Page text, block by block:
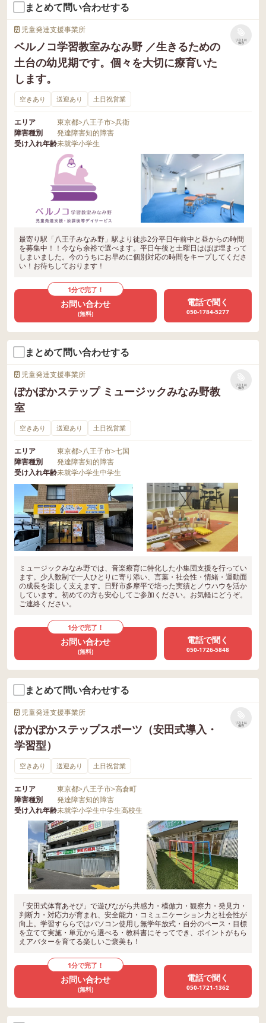
まとめて問い合わせする
児童発達支援事業所
ベルノコ学習教室みなみ野 ／生きるための
土台の幼児期です。個々を大切に療育いた
します。
リストに
保存
空きあり 送迎あり 土日祝営業
エリア 東京都>八王子市>兵衛
障害種別
発達障害知的障害
受け入れ年齢未就学小学生
最寄り駅「八王子みなみ野」駅より徒歩2分平日午前中と昼からの時間
を募集中！！今なら余裕で選べます。平日午後と土曜日はほぼ埋まって
しまいました。今のうちにお早めに個別対応の時間をキープしてくださ
い！お待ちしております！
1分で完了！
お問い合わせ
(無料)
電話で聞く
050-1784-5277
まとめて問い合わせする
児童発達支援事業所
ぽかぽかステップ ミュージックみなみ野教
室
リストに
保存
空きあり 送迎あり 土日祝営業
エリア 東京都>八王子市>七国
障害種別
発達障害知的障害
受け入れ年齢未就学小学生中学生
ミュージックみなみ野では、音楽療育に特化した小集団支援を行ってい
ます。少人数制で一人ひとりに寄り添い、言葉・社会性・情緒・運動面
の成長を楽しく支えます。日野市多摩平で培った実績とノウハウを活か
しています。初めての方も安心してご参加ください。お気軽にどうぞ。
ご連絡ください。
1分で完了！
お問い合わせ
(無料)
電話で聞く
050-1726-5848
まとめて問い合わせする
児童発達支援事業所
ぽかぽかステップスポーツ（安田式導入・
学習型）
リストに
保存
空きあり 送迎あり 土日祝営業
エリア 東京都>八王子市>高倉町
障害種別
発達障害知的障害
受け入れ年齢未就学小学生中学生高校生
「安田式体育あそび」で遊びながら共感力・模倣力・観察力・発見力・
判断力・対応力が育まれ、安全能力・コミュニケーション力と社会性が
向上。学習すららではパソコン使用し無学年放式・自分のペース・目標
を立てて実施・単元から選べる・教科書にそってでき、ポイントがもら
えアバターを育てる楽しいご褒美も！
1分で完了！
お問い合わせ
(無料)
電話で聞く
050-1721-1362